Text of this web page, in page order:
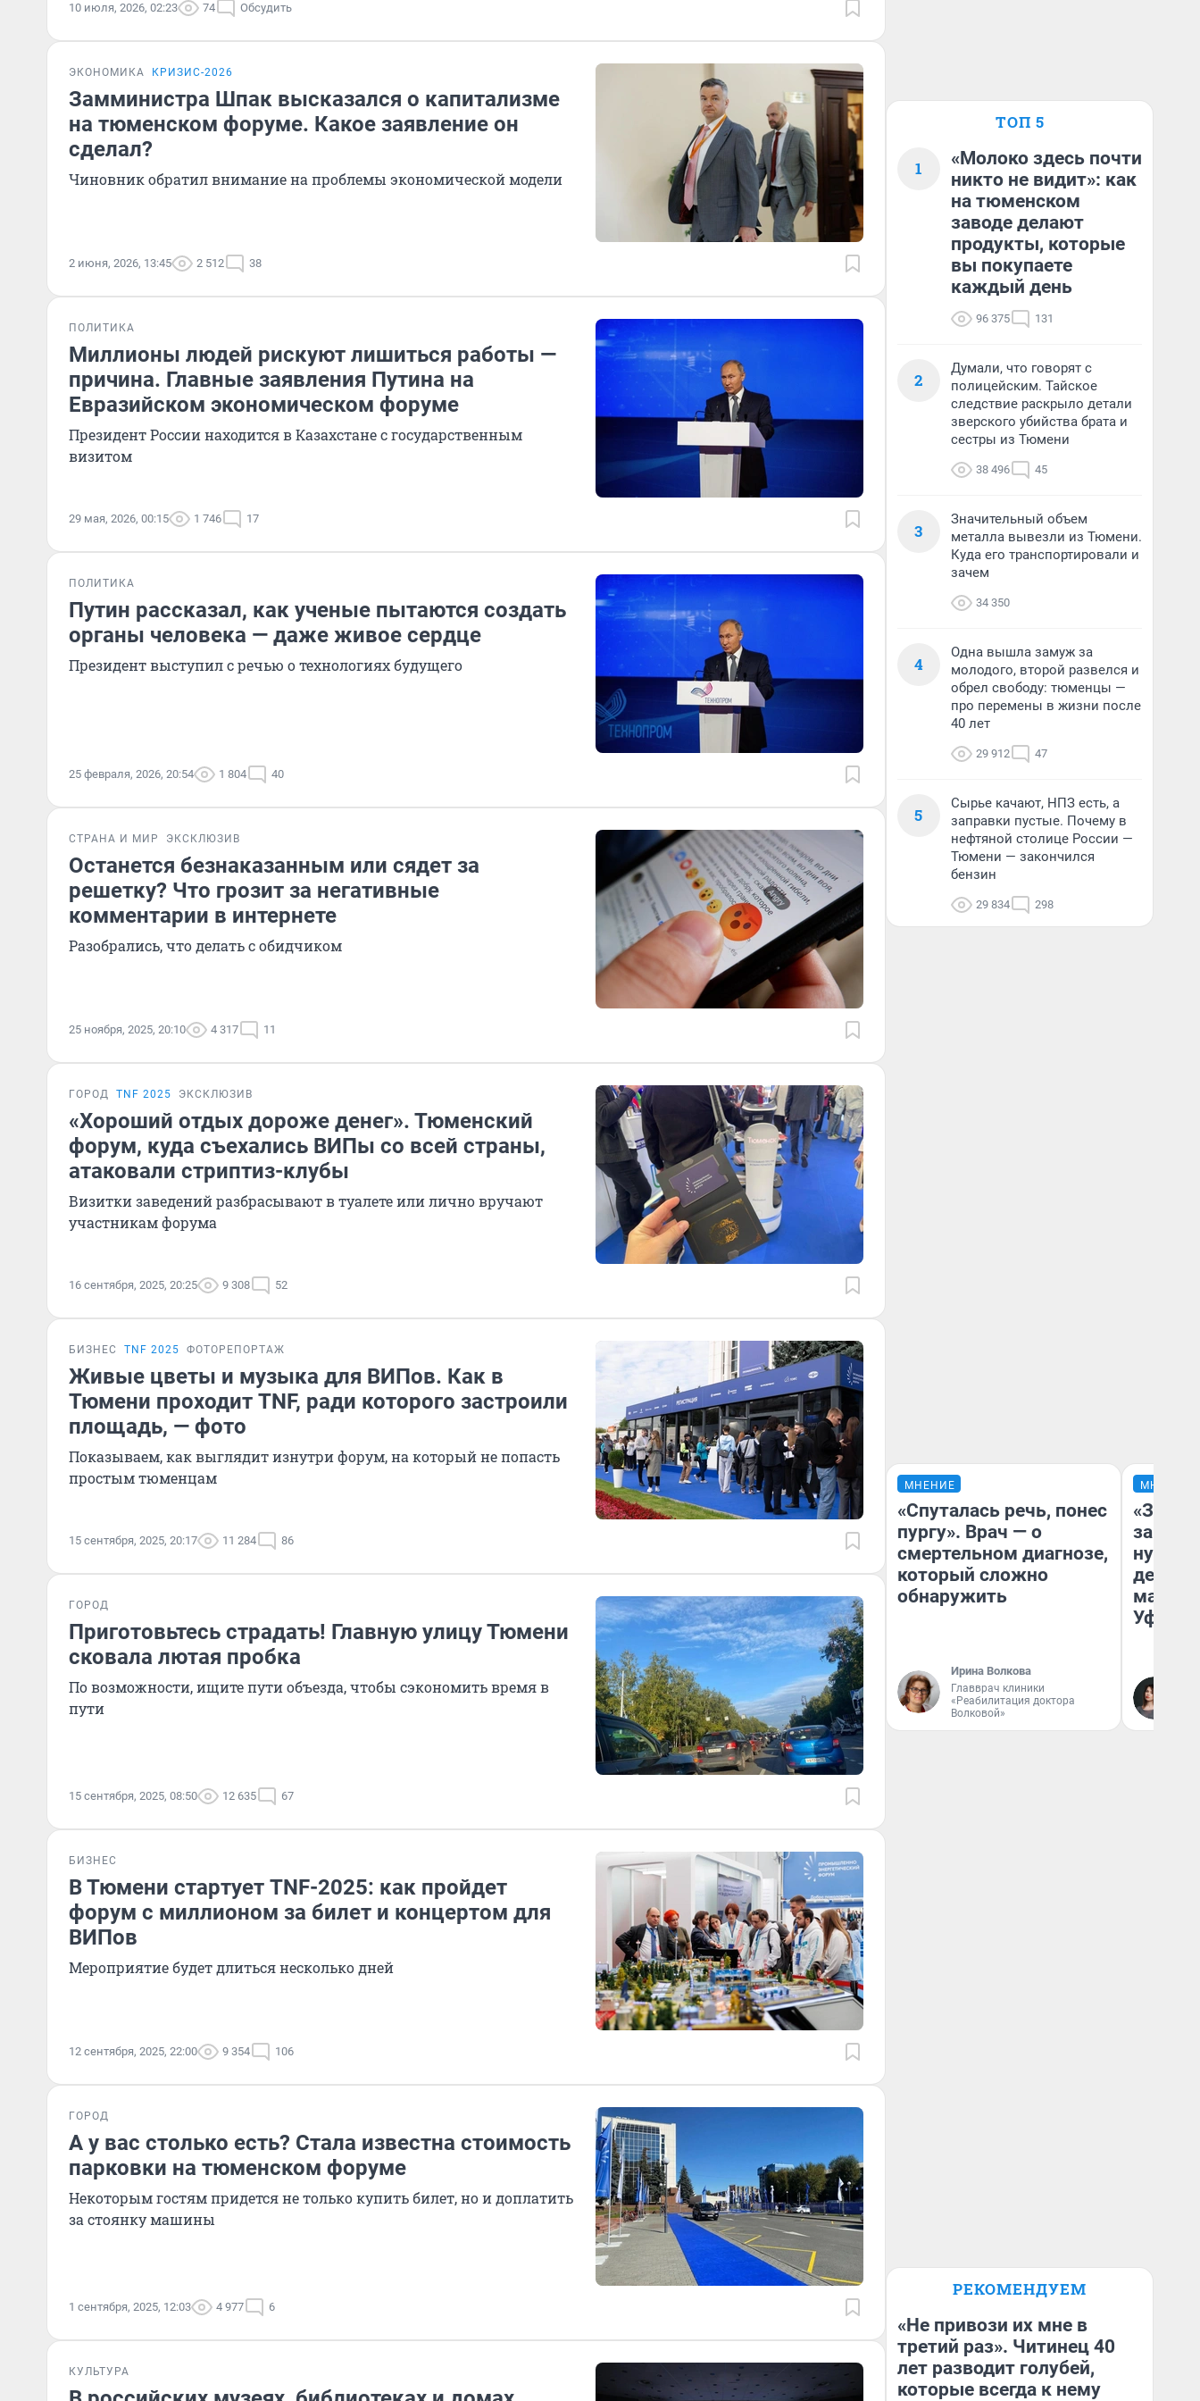
10 июля, 2026, 02:23 74 Обсудить
ЭКОНОМИКА КРИЗИС-2026
Замминистра Шпак высказался о капитализме
на тюменском форуме. Какое заявление он
сделал?
Чиновник обратил внимание на проблемы экономической модели
2 июня, 2026, 13:45 2 512 38
ПОЛИТИКА
Миллионы людей рискуют лишиться работы —
причина. Главные заявления Путина на
Евразийском экономическом форуме
Президент России находится в Казахстане с государственным
визитом
29 мая, 2026, 00:15 1 746 17
ПОЛИТИКА
Путин рассказал, как ученые пытаются создать
органы человека — даже живое сердце
Президент выступил с речью о технологиях будущего
25 февраля, 2026, 20:54 1 804 40
СТРАНА И МИР ЭКСКЛЮЗИВ
Останется безнаказанным или сядет за
решетку? Что грозит за негативные
комментарии в интернете
Разобрались, что делать с обидчиком
25 ноября, 2025, 20:10 4 317 11
ГОРОД TNF 2025 ЭКСКЛЮЗИВ
«Хороший отдых дороже денег». Тюменский
форум, куда съехались ВИПы со всей страны,
атаковали стриптиз-клубы
Визитки заведений разбрасывают в туалете или лично вручают
участникам форума
16 сентября, 2025, 20:25 9 308 52
БИЗНЕС TNF 2025 ФОТОРЕПОРТАЖ
Живые цветы и музыка для ВИПов. Как в
Тюмени проходит TNF, ради которого застроили
площадь, — фото
Показываем, как выглядит изнутри форум, на который не попасть
простым тюменцам
15 сентября, 2025, 20:17 11 284 86
ГОРОД
Приготовьтесь страдать! Главную улицу Тюмени
сковала лютая пробка
По возможности, ищите пути объезда, чтобы сэкономить время в
пути
15 сентября, 2025, 08:50 12 635 67
БИЗНЕС
В Тюмени стартует TNF-2025: как пройдет
форум с миллионом за билет и концертом для
ВИПов
Мероприятие будет длиться несколько дней
12 сентября, 2025, 22:00 9 354 106
ГОРОД
А у вас столько есть? Стала известна стоимость
парковки на тюменском форуме
Некоторым гостям придется не только купить билет, но и доплатить
за стоянку машины
1 сентября, 2025, 12:03 4 977 6
КУЛЬТУРА
ТОП 5
1
«Молоко здесь почти
никто не видит»: как
на тюменском
заводе делают
продукты, которые
вы покупаете
каждый день
96 375 131
2
Думали, что говорят с
полицейским. Тайское
следствие раскрыло детали
зверского убийства брата и
сестры из Тюмени
38 496 45
3
Значительный объем
металла вывезли из Тюмени.
Куда его транспортировали и
зачем
34 350
4
Одна вышла замуж за
молодого, второй развелся и
обрел свободу: тюменцы —
про перемены в жизни после
40 лет
29 912 47
5
Сырье качают, НПЗ есть, а
заправки пустые. Почему в
нефтяной столице России —
Тюмени — закончился
бензин
29 834 298
МНЕНИЕ
«Спуталась речь, понес
пургу». Врач — о
смертельном диагнозе,
который сложно
обнаружить
Ирина Волкова
Главврач клиники
«Реабилитация доктора
Волковой»
МНЕНИЕ
дела с
Уфа
РЕКОМЕНДУЕМ
«Не привози их мне в
третий раз». Читинец 40
лет разводит голубей,
которые всегда к нему